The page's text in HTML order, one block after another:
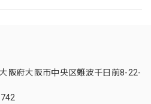
阪府大阪市中央区難波千日前8-22-